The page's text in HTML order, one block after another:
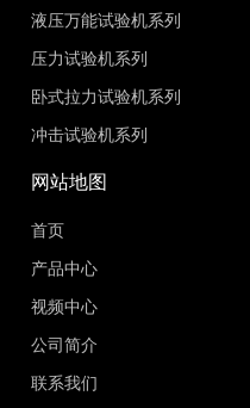
液压万能试验机系列
压力试验机系列
卧式拉力试验机系列
冲击试验机系列
网站地图
首页
产品中心
视频中心
公司简介
联系我们